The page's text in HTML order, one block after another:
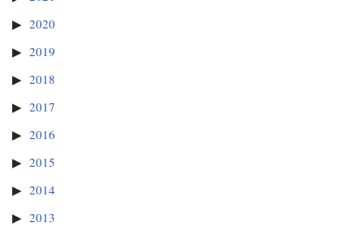
2020
2019
2018
2017
2016
2015
2014
2013